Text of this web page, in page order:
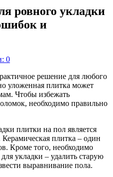
ровного укладки
и
0
решение для любого
уложенная плитка может
Чтобы избежать
необходимо правильно
плитки на пол является
плитка – один
Кроме того, необходимо
укладки – удалить старую
выравнивание пола.